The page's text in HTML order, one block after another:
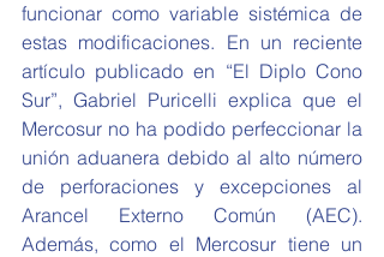
funcionar como variable sistémica de
estas modificaciones. En un reciente
artículo publicado en “El Diplo Cono
Sur”, Gabriel Puricelli explica que el
Mercosur no ha podido perfeccionar la
unión aduanera debido al alto número
de perforaciones y excepciones al
Arancel Externo Común (AEC).
Además, como el Mercosur tiene un